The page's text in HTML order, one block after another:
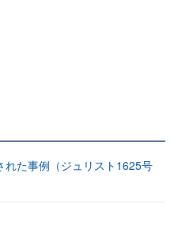
れた事例（ジュリスト1625号